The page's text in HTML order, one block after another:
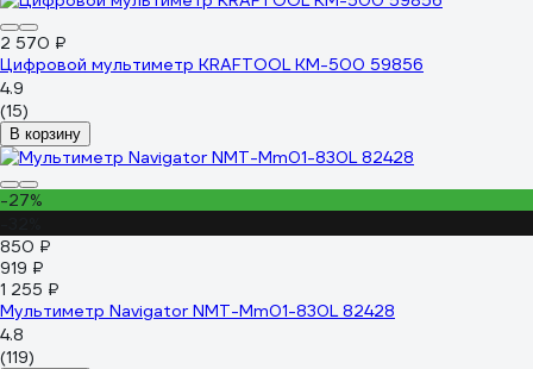
2 570 ₽
Цифровой мультиметр KRAFTOOL KM-500 59856
4.9
(15)
В корзину
-27%
850 ₽
919 ₽
1 255 ₽
Мультиметр Navigator NMT-Mm01-830L 82428
4.8
(119)